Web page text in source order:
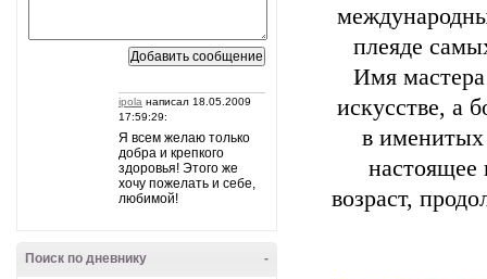
ipola написал 18.05.2009
17:59:29:
Я всем желаю только
добра и крепкого
здоровья! Этого же
хочу пожелать и себе,
любимой!
-
Поиск по дневнику
плеяде
Имя
искусстве, а
в именитых
настоящее
возраст,